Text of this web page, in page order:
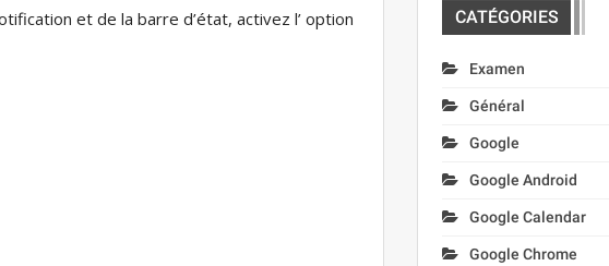
et de la barre d’état, activez l’ option
CATÉGORIES
Examen
Général
Google
Google Android
Google Calendar
Google Chrome